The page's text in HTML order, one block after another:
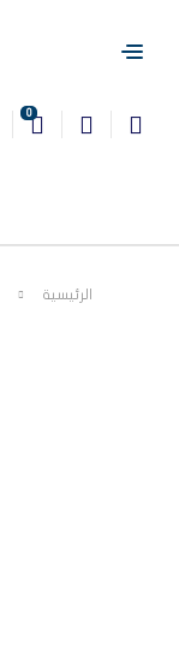
0
الرئيسية